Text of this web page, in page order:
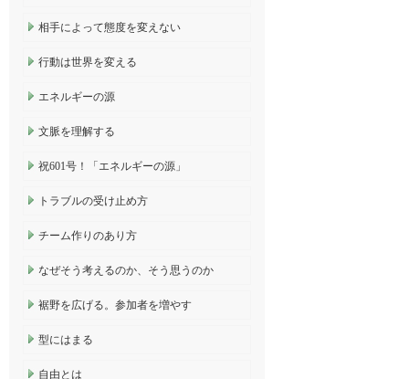
相手によって態度を変えない
行動は世界を変える
エネルギーの源
文脈を理解する
祝601号！「エネルギーの源」
トラブルの受け止め方
チーム作りのあり方
なぜそう考えるのか、そう思うのか
裾野を広げる。参加者を増やす
型にはまる
自由とは